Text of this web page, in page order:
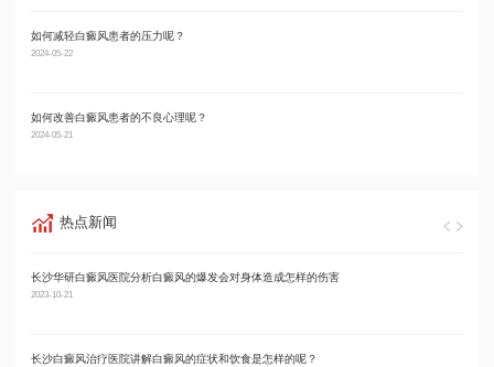
如何减轻白癜风患者的压力呢？
2024-05-22
如何改善白癜风患者的不良心理呢？
2024-05-21
热点新闻
长沙华研白癜风医院分析白癜风的爆发会对身体造成怎样的伤害
2023-10-21
长沙白癜风治疗医院讲解白癜风的症状和饮食是怎样的呢？